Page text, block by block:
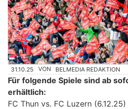
31.10.25 VON BELMEDIA REDAKTION
Für folgende Spiele sind ab
erhältlich:
FC Thun vs. FC Luzern